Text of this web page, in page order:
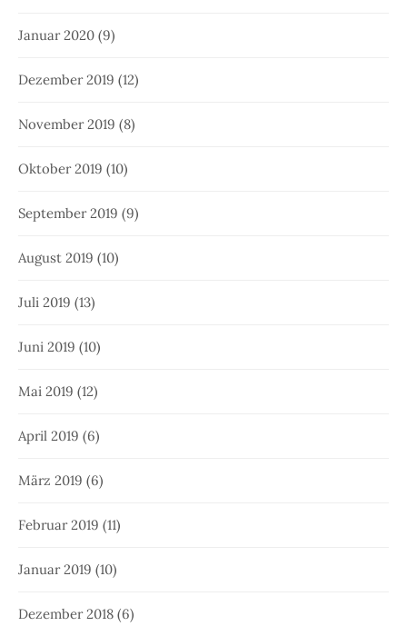
Januar 2020 (9)
Dezember 2019 (12)
November 2019 (8)
Oktober 2019 (10)
September 2019 (9)
August 2019 (10)
Juli 2019 (13)
Juni 2019 (10)
Mai 2019 (12)
April 2019 (6)
März 2019 (6)
Februar 2019 (11)
Januar 2019 (10)
Dezember 2018 (6)